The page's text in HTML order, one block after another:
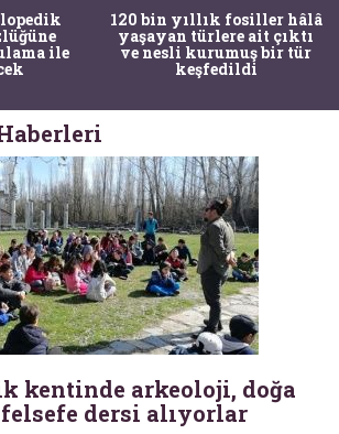
ile
120 bin yıllık fosiller hâlâ
yaşayan türlere ait çıktı
ve nesli kurumuş bir tür
keşfedildi
kentinde arkeoloji, doğa
dersi alıyorlar